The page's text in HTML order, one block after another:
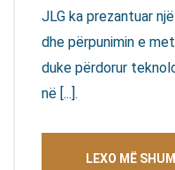
JLG ka prezantuar
dhe përpunimin e
duke përdorur
në [...].
LEXO MË